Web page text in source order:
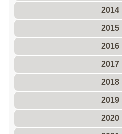
2014
2015
2016
2017
2018
2019
2020